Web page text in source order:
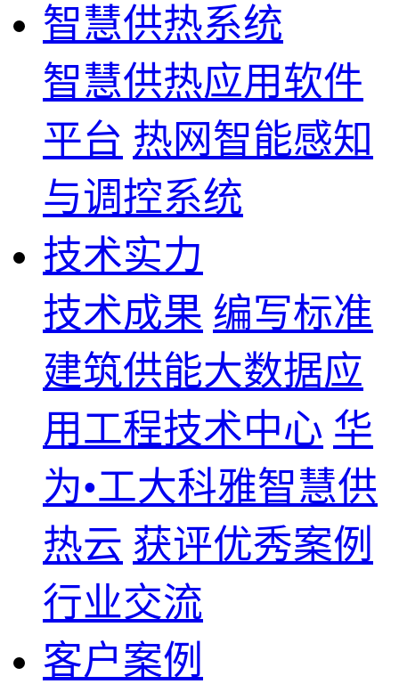
智慧供热系统
智慧供热应用软件
平台 热网智能感知
与调控系统
技术实力
技术成果 编写标准
建筑供能大数据应
用工程技术中心 华
为•工大科雅智慧供
热云 获评优秀案例
行业交流
客户案例